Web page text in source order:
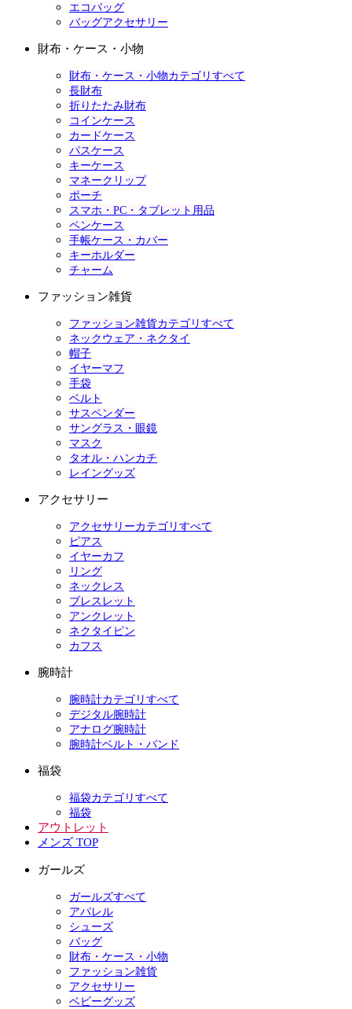
エコバッグ
バッグアクセサリー
財布・ケース・小物
財布・ケース・小物カテゴリすべて
長財布
折りたたみ財布
コインケース
カードケース
パスケース
キーケース
マネークリップ
ポーチ
スマホ・PC・タブレット用品
ペンケース
手帳ケース・カバー
キーホルダー
チャーム
ファッション雑貨
ファッション雑貨カテゴリすべて
ネックウェア・ネクタイ
帽子
イヤーマフ
手袋
ベルト
サスペンダー
サングラス・眼鏡
マスク
タオル・ハンカチ
レイングッズ
アクセサリー
アクセサリーカテゴリすべて
ピアス
イヤーカフ
リング
ネックレス
ブレスレット
アンクレット
ネクタイピン
カフス
腕時計
腕時計カテゴリすべて
デジタル腕時計
アナログ腕時計
腕時計ベルト・バンド
福袋
福袋カテゴリすべて
福袋
アウトレット
メンズ TOP
ガールズ
ガールズすべて
アパレル
シューズ
バッグ
財布・ケース・小物
ファッション雑貨
アクセサリー
ベビーグッズ